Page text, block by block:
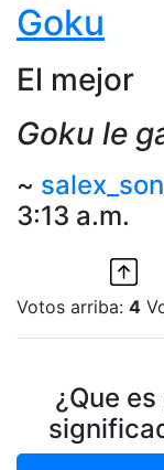
Goku
El mejor
Goku le
~
3:13 a.m.
Votos arriba: 4
¿Que